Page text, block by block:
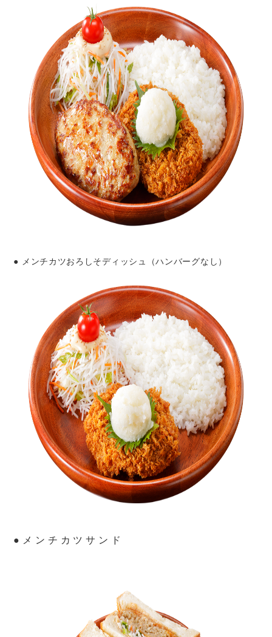
● メンチカツおろしそディッシュ（ハンバーグなし）
●メンチカツサンド